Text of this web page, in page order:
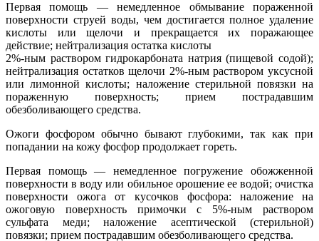
Первая помощь — немедленное обмывание пораженной
поверхности струей воды, чем достигается полное удаление
кислоты или щелочи и прекращается их поражающее
действие; нейтрализация остатка кислоты
2%-ным раствором гидрокарбоната натрия (пищевой содой);
нейтрализация остатков щелочи 2%-ным раствором уксусной
или лимонной кислоты; наложение стерильной повязки на
пораженную поверхность; прием пострадавшим
обезболивающего средства.
Ожоги фосфором обычно бывают глубокими, так как при
попадании на кожу фосфор продолжает гореть.
Первая помощь — немедленное погружение обожженной
поверхности в воду или обильное орошение ее водой; очистка
поверхности ожога от кусочков фосфора: наложение на
ожоговую поверхность примочки с 5%-ным раствором
сульфата меди; наложение асептической (стерильной)
повязки; прием пострадавшим обезболивающего средства.